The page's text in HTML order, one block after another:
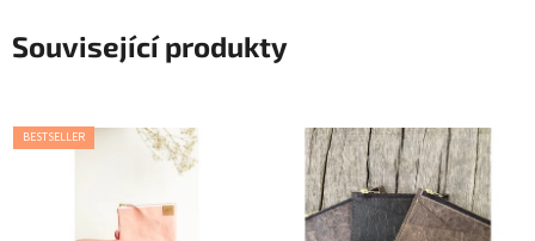
Související produkty
BESTSELLER